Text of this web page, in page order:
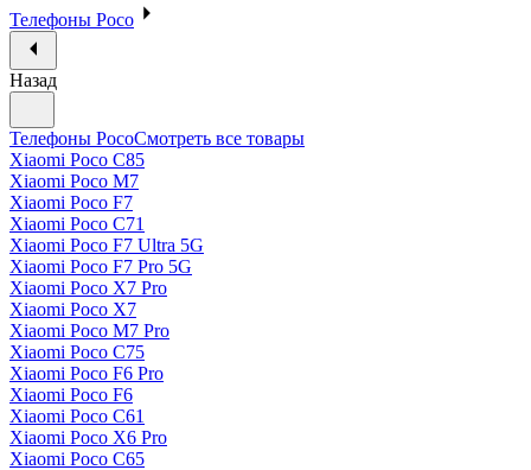
Телефоны Poco
Назад
Телефоны PocoСмотреть все товары
Xiaomi Poco C85
Xiaomi Poco M7
Xiaomi Poco F7
Xiaomi Poco C71
Xiaomi Poco F7 Ultra 5G
Xiaomi Poco F7 Pro 5G
Xiaomi Poco X7 Pro
Xiaomi Poco X7
Xiaomi Poco M7 Pro
Xiaomi Poco C75
Xiaomi Poco F6 Pro
Xiaomi Poco F6
Xiaomi Poco C61
Xiaomi Poco X6 Pro
Xiaomi Poco C65